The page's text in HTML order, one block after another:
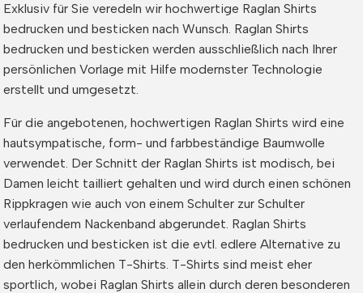
Exklusiv für Sie veredeln wir hochwertige Raglan Shirts
bedrucken und besticken nach Wunsch. Raglan Shirts
bedrucken und besticken werden ausschließlich nach Ihrer
persönlichen Vorlage mit Hilfe modernster Technologie
erstellt und umgesetzt.
Für die angebotenen, hochwertigen Raglan Shirts wird eine
hautsympatische, form- und farbbeständige Baumwolle
verwendet. Der Schnitt der Raglan Shirts ist modisch, bei
Damen leicht tailliert gehalten und wird durch einen schönen
Rippkragen wie auch von einem Schulter zur Schulter
verlaufendem Nackenband abgerundet. Raglan Shirts
bedrucken und besticken ist die evtl. edlere Alternative zu
den herkömmlichen T-Shirts. T-Shirts sind meist eher
sportlich, wobei Raglan Shirts allein durch deren besonderen